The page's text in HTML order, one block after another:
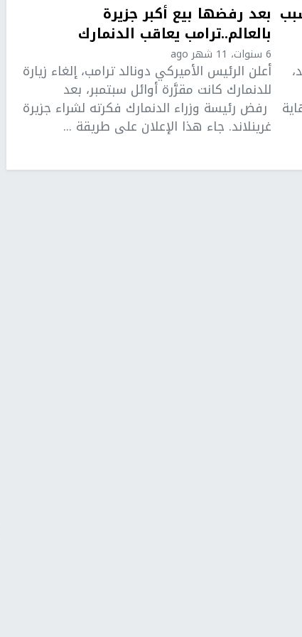
بعد رفضها بيع أكبر جزيرة
بالعالم..ترامب يعاقب الدنمارك
6 سنوات، 11 شهر ago
أعلن الرئيس الأميركي دونالد ترامب، إلغاء زيارة
للدنمارك كانت مقرَّرة أوائل سبتمبر، بعد
رفض رئيسة وزراء الدنمارك فكرته لشراء جزيرة
غرينلاند. جاء هذا الإعلان على طريقة ...